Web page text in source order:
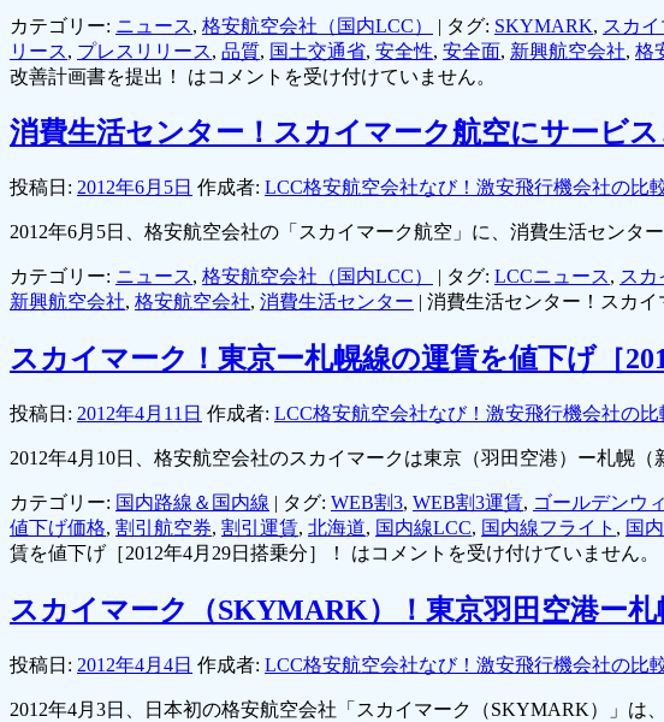
カテゴリー: ニュース, 格安航空会社（国内LCC） | タグ: SKYMARK, スカ
リース, プレスリリース, 品質, 国土交通省, 安全性, 安全面, 新興航空会社, 格
改善計画書を提出！ はコメントを受け付けていません。
消費生活センター！スカイマーク航空にサービ
投稿日: 2012年6月5日 作成者: LCC格安航空会社なび！激安飛行機会社の比
2012年6月5日、格安航空会社の「スカイマーク航空」に、消費生活センタ
カテゴリー: ニュース, 格安航空会社（国内LCC） | タグ: LCCニュース, スカ
新興航空会社, 格安航空会社, 消費生活センター | 消費生活センター！スカ
スカイマーク！東京ー札幌線の運賃を値下げ［
投稿日: 2012年4月11日 作成者: LCC格安航空会社なび！激安飛行機会社の比
2012年4月10日、格安航空会社のスカイマークは東京（羽田空港）ー札幌
カテゴリー: 国内路線＆国内線 | タグ: WEB割3, WEB割3運賃, ゴールデンウ
値下げ価格, 割引航空券, 割引運賃, 北海道, 国内線LCC, 国内線フライト , 国
賃を値下げ［2012年4月29日搭乗分］！ はコメントを受け付けていません。
スカイマーク（SKYMARK）！東京羽田空港ー
投稿日: 2012年4月4日 作成者: LCC格安航空会社なび！激安飛行機会社の比
2012年4月3日、日本初の格安航空会社「スカイマーク（SKYMARK）」は